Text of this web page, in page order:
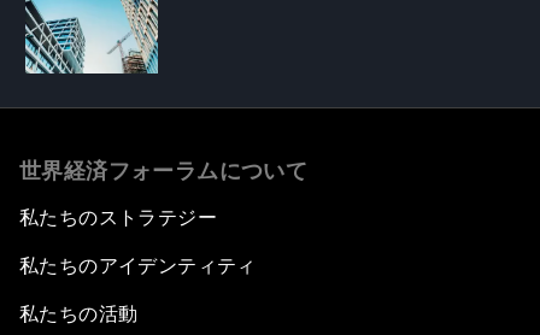
世界経済フォーラムについて
私たちのストラテジー
私たちのアイデンティティ
私たちの活動